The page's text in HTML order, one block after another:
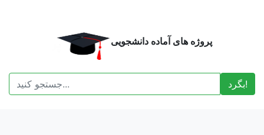
پروژه های آماده دانشجویی
بگرد!